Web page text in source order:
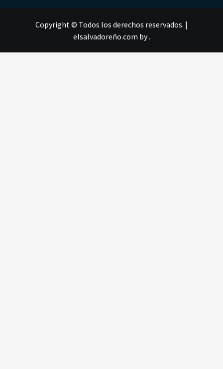
Copyright © Todos los derechos reservados. |
elsalvadoreño.com by .